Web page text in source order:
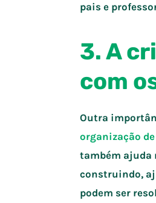
pais e
3. A
com
Outra
organização
também ajuda
construindo,
podem ser